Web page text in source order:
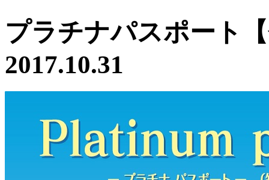
プラチナパスポート
2017.10.31